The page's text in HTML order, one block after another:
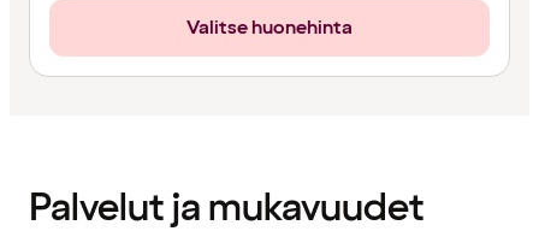
Valitse huonehinta
Palvelut ja mukavuudet